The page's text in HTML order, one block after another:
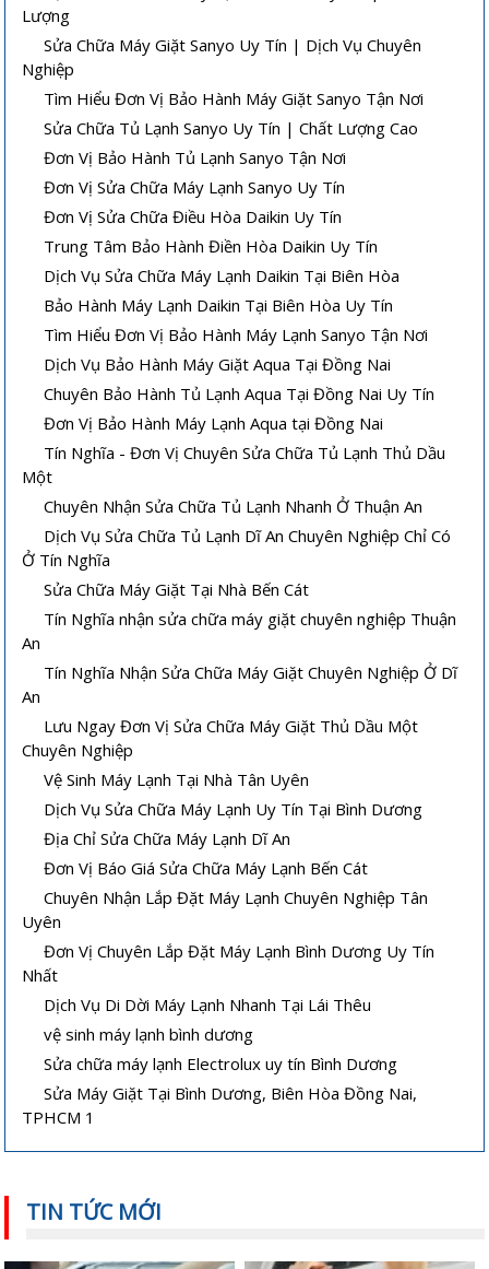
Lượng
Sửa Chữa Máy Giặt Sanyo Uy Tín | Dịch Vụ Chuyên
Nghiệp
Tìm Hiểu Đơn Vị Bảo Hành Máy Giặt Sanyo Tận Nơi
Sửa Chữa Tủ Lạnh Sanyo Uy Tín | Chất Lượng Cao
Đơn Vị Bảo Hành Tủ Lạnh Sanyo Tận Nơi
Đơn Vị Sửa Chữa Máy Lạnh Sanyo Uy Tín
Đơn Vị Sửa Chữa Điều Hòa Daikin Uy Tín
Trung Tâm Bảo Hành Điền Hòa Daikin Uy Tín
Dịch Vụ Sửa Chữa Máy Lạnh Daikin Tại Biên Hòa
Bảo Hành Máy Lạnh Daikin Tại Biên Hòa Uy Tín
Tìm Hiểu Đơn Vị Bảo Hành Máy Lạnh Sanyo Tận Nơi
Dịch Vụ Bảo Hành Máy Giặt Aqua Tại Đồng Nai
Chuyên Bảo Hành Tủ Lạnh Aqua Tại Đồng Nai Uy Tín
Đơn Vị Bảo Hành Máy Lạnh Aqua tại Đồng Nai
Tín Nghĩa - Đơn Vị Chuyên Sửa Chữa Tủ Lạnh Thủ Dầu
Một
Chuyên Nhận Sửa Chữa Tủ Lạnh Nhanh Ở Thuận An
Dịch Vụ Sửa Chữa Tủ Lạnh Dĩ An Chuyên Nghiệp Chỉ Có
Ở Tín Nghĩa
Sửa Chữa Máy Giặt Tại Nhà Bến Cát
Tín Nghĩa nhận sửa chữa máy giặt chuyên nghiệp Thuận
An
Tín Nghĩa Nhận Sửa Chữa Máy Giặt Chuyên Nghiệp Ở Dĩ
An
Lưu Ngay Đơn Vị Sửa Chữa Máy Giặt Thủ Dầu Một
Chuyên Nghiệp
Vệ Sinh Máy Lạnh Tại Nhà Tân Uyên
Dịch Vụ Sửa Chữa Máy Lạnh Uy Tín Tại Bình Dương
Địa Chỉ Sửa Chữa Máy Lạnh Dĩ An
Đơn Vị Báo Giá Sửa Chữa Máy Lạnh Bến Cát
Chuyên Nhận Lắp Đặt Máy Lạnh Chuyên Nghiệp Tân
Uyên
Đơn Vị Chuyên Lắp Đặt Máy Lạnh Bình Dương Uy Tín
Nhất
Dịch Vụ Di Dời Máy Lạnh Nhanh Tại Lái Thêu
vệ sinh máy lạnh bình dương
Sửa chữa máy lạnh Electrolux uy tín Bình Dương
Sửa Máy Giặt Tại Bình Dương, Biên Hòa Đồng Nai,
TPHCM 1
TIN TỨC MỚI
Cách sửa máy lạnh âm trần không
lạnh hoặc lạnh yếu
Vệ sinh máy lạnh âm trần tại nhà
Hướng dẫn sử dụng và bảo quản